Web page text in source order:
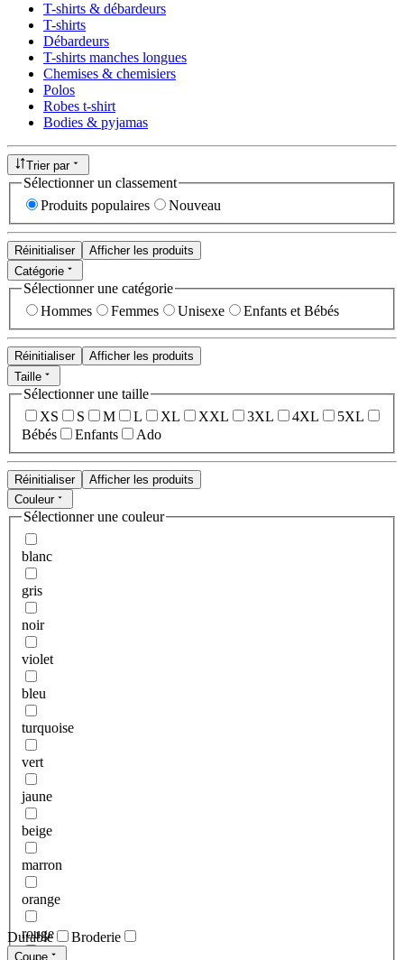
T-shirts & débardeurs
T-shirts
Débardeurs
T-shirts manches longues
Chemises & chemisiers
Polos
Robes t-shirt
Bodies & pyjamas
Trier par
Sélectionner un classement
Produits populaires
Nouveau
Réinitialiser
Afficher les produits
Catégorie
Sélectionner une catégorie
Hommes
Femmes Unisexe Enfants et Bébés
Réinitialiser
Afficher les produits
Taille
Sélectionner une taille
XS
S M L XL XXL 3XL 4XL
5XL
Bébés
Enfants Ado
Réinitialiser
Afficher les produits
Couleur
Sélectionner une couleur
blanc
gris
noir
violet
bleu
turquoise
vert
jaune
beige
marron
orange
rouge
Durable Broderie
Coupe